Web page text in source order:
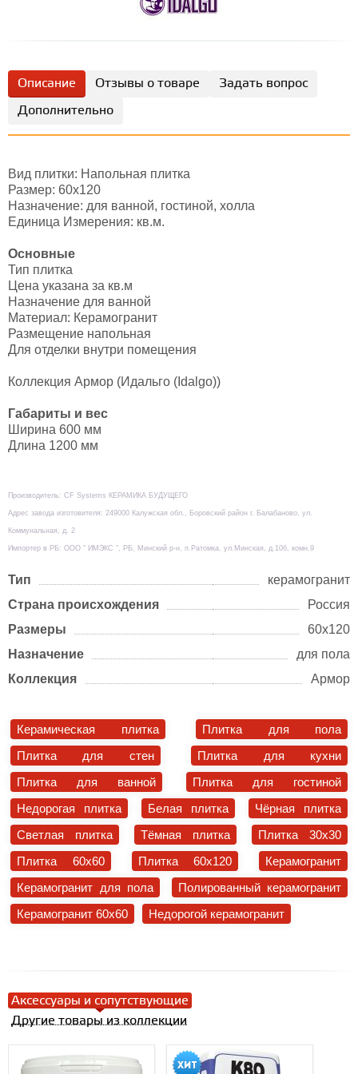
Описание Отзывы о товаре
Задать вопрос
Дополнительно
Вид плитки: Напольная плитка
Размер: 60х120
Назначение: для ванной, гостиной, холла
Единица Измерения: кв.м.
Основные
Тип плитка
Цена указана за кв.м
Назначение для ванной
Материал: Керамогранит
Размещение напольная
Для отделки внутри помещения
Коллекция Армор (Идальго (Idalgo))
Габариты и вес
Ширина 600 мм
Длина 1200 мм
Производитель: CF Systems КЕРАМИКА БУДУЩЕГО
Адрес завода изготовителя: 249000 Калужская обл., Боровский район г. Балабаново, ул.
Коммунальная, д. 2
Импортер в РБ: ООО " ИМЭКС ", РБ, Минский р-н, п.Ратомка, ул.Минская, д.10б, комн.9
Тип
керамогранит
Страна происхождения
Россия
Размеры
60х120
Назначение
для пола
Коллекция
Армор
Керамическая плитка
Плитка для пола
Плитка для стен
Плитка для кухни
Плитка для ванной
Плитка для гостиной
Недорогая плитка
Белая плитка
Чёрная плитка
Светлая плитка
Тёмная плитка
Плитка 30x30
Плитка 60x60
Плитка 60x120
Керамогранит
Керамогранит для пола
Полированный керамогранит
Керамогранит 60x60
Недорогой керамогранит
Аксессуары и сопутствующие
Другие товары из коллекции